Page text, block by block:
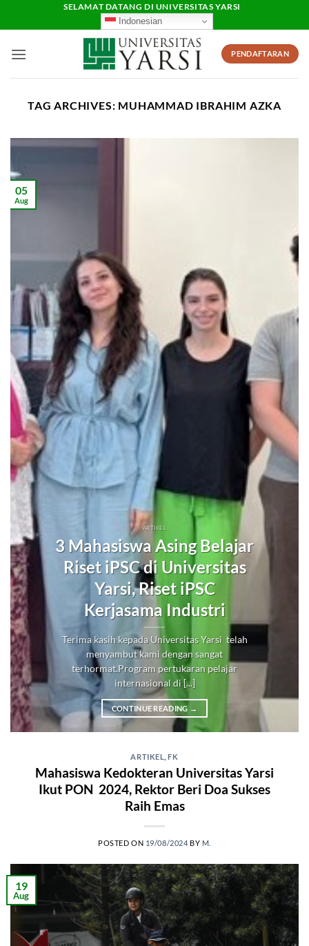
SELAMAT DATANG DI UNIVERSITAS YARSI
Indonesian
PENDAFTARAN
TAG ARCHIVES: MUHAMMAD IBRAHIM AZKA
ARTIKEL
3 Mahasiswa Asing Belajar
Riset iPSC di Universitas
Yarsi, Riset iPSC
Kerjasama Industri
Terima kasih kepada Universitas Yarsi telah
menyambut kami dengan sangat
terhormat.Program pertukaran pelajar
internasional di [...]
CONTINUE READING →
05
Aug
ARTIKEL ,FK
Mahasiswa Kedokteran Universitas Yarsi
Ikut PON 2024, Rektor Beri Doa Sukses
Raih Emas
POSTED ON 19/08/2024 BY M.
19
Aug